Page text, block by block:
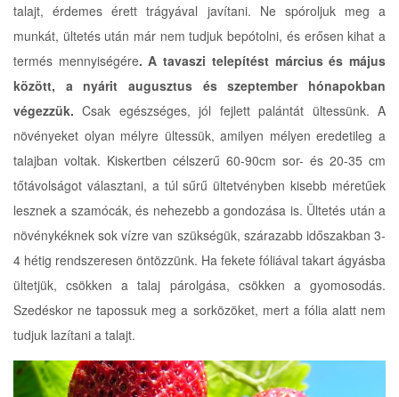
talajt, érdemes érett trágyával javítani. Ne spóroljuk meg a
munkát, ültetés után már nem tudjuk bepótolni, és erősen kihat a
termés mennyiségére. A tavaszi telepítést március és május
között, a nyárit augusztus és szeptember hónapokban
végezzük. Csak egészséges, jól fejlett palántát ültessünk. A
növényeket olyan mélyre ültessük, amilyen mélyen eredetileg a
talajban voltak. Kiskertben célszerű 60-90cm sor- és 20-35 cm
tőtávolságot választani, a túl sűrű ültetvényben kisebb méretűek
lesznek a szamócák, és nehezebb a gondozása is. Ültetés után a
növénykéknek sok vízre van szükségük, szárazabb időszakban 3-
4 hétig rendszeresen öntözzünk. Ha fekete fóliával takart ágyásba
ültetjük, csökken a talaj párolgása, csökken a gyomosodás.
Szedéskor ne tapossuk meg a sorközöket, mert a fólia alatt nem
tudjuk lazítani a talajt.